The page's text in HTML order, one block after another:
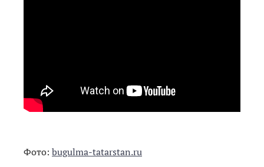
Фото: bugulma-tatarstan.ru